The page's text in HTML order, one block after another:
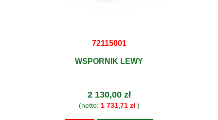
72115001
WSPORNIK LEWY
2 130,00 zł
(netto: 1 731,71 zł)